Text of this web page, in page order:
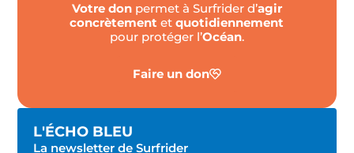
Votre donpermet à Surfrider d’agir
concrètement etquotidiennement
pour protéger l’Océan.
Faire un don
L'ÉCHO BLEU
La newsletter de Surfrider